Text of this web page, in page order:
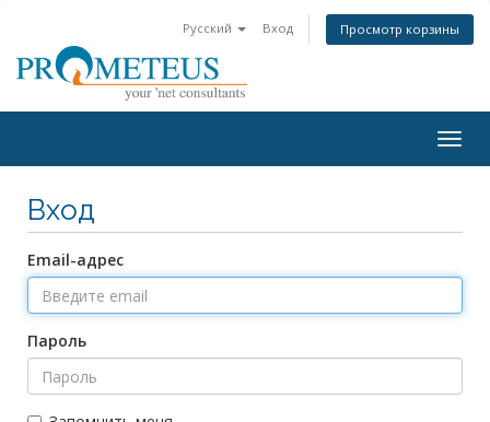
Русский Вход Просмотр корзины
Вход
Email-адрес
Пароль